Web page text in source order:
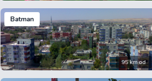
Batman
95 km od